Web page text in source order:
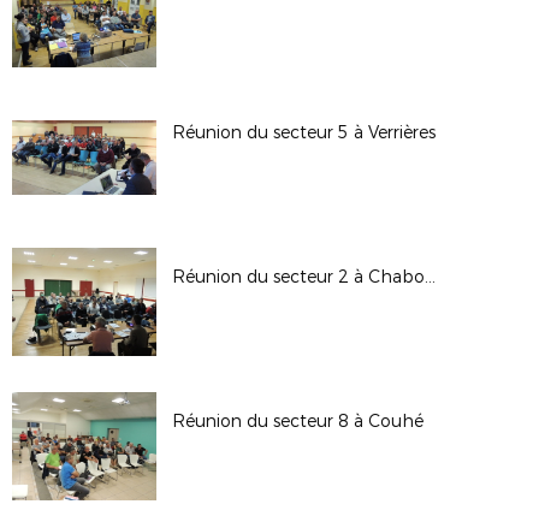
Réunion du secteur 5 à Verrières
Réunion du secteur 2 à Chabournay
Réunion du secteur 8 à Couhé